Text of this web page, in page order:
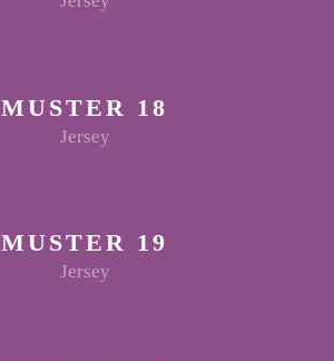
MUSTER 18
Jersey
MUSTER 19
Jersey